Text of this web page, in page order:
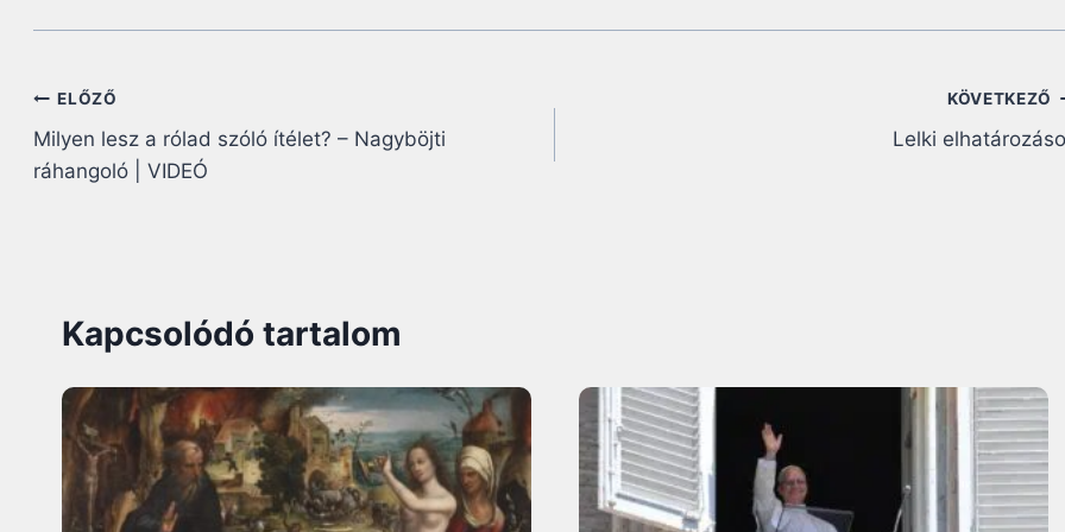
Bejegyzés
navigáció
ELŐZŐ
Milyen lesz a rólad szóló ítélet? – Nagyböjti
ráhangoló | VIDEÓ
KÖVETKEZŐ
Lelki
Kapcsolódó tartalom